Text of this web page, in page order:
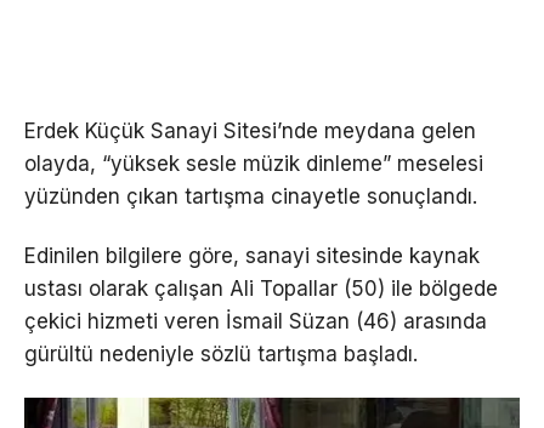
Erdek Küçük Sanayi Sitesi’nde meydana gelen
olayda, “yüksek sesle müzik dinleme” meselesi
yüzünden çıkan tartışma cinayetle sonuçlandı.
Edinilen bilgilere göre, sanayi sitesinde kaynak
ustası olarak çalışan Ali Topallar (50) ile bölgede
çekici hizmeti veren İsmail Süzan (46) arasında
gürültü nedeniyle sözlü tartışma başladı.